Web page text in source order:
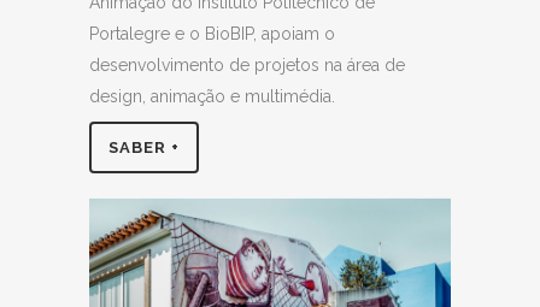
Portalegre e o BioBIP, apoiam o
desenvolvimento de projetos na área de
design, animação e multimédia.
SABER +